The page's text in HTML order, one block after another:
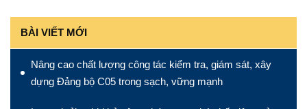
BÀI VIẾT MỚI
Nâng cao chất lượng công tác kiểm tra, giám sát, xây
dựng Đảng bộ C05 trong sạch, vững mạnh